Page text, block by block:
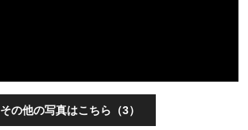
その他の写真はこちら（3）